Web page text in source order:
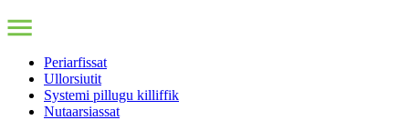
Periarfissat
Ullorsiutit
Systemi pillugu killiffik
Nutaarsiassat